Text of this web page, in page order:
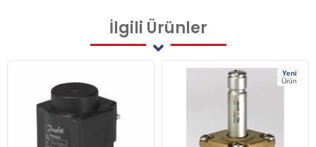
İlgili Ürünler
Yeni
Ürün